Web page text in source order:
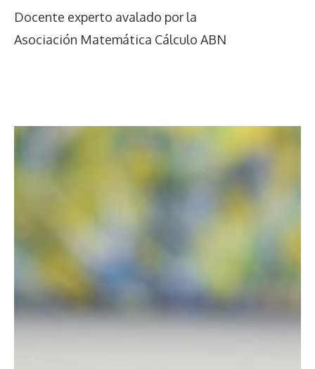
Docente experto avalado por la
Asociación Matemática Cálculo ABN